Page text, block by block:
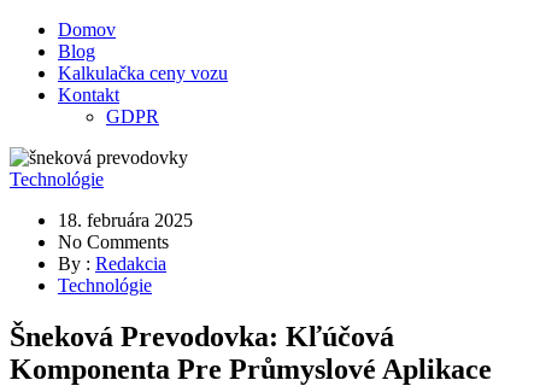
Domov
Blog
Kalkulačka ceny vozu
Kontakt
GDPR
Technológie
18. februára 2025
No Comments
By : Redakcia
Technológie
Šneková Prevodovka: Kľúčová
Komponenta Pre Průmyslové Aplikace